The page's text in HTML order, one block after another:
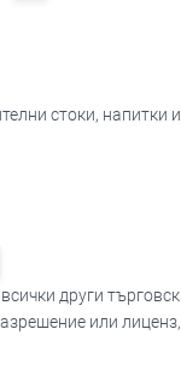
стоки, напитки
други
или